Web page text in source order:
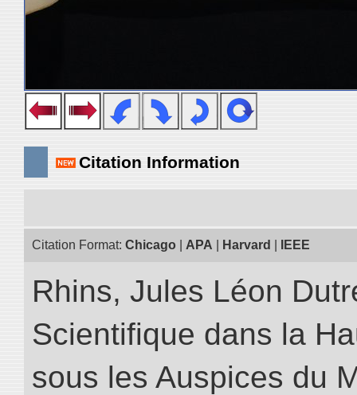
Citation Information
Citation Format: Chicago APA Harvard IEEE
Rhins, Jules Léon
Scientifique dans la
sous les Auspices du